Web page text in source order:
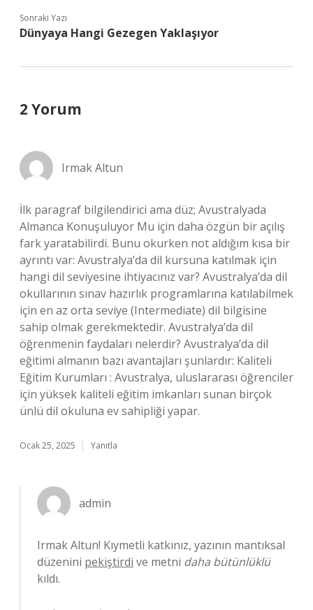
Sonraki Yazı
Dünyaya Hangi Gezegen Yaklaşıyor
2 Yorum
Irmak Altun
İlk paragraf bilgilendirici ama düz; Avustralyada
Almanca Konuşuluyor Mu için daha özgün bir açılış
fark yaratabilirdi. Bunu okurken not aldığım kısa bir
ayrıntı var: Avustralya’da dil kursuna katılmak için
hangi dil seviyesine ihtiyacınız var? Avustralya’da dil
okullarının sınav hazırlık programlarına katılabilmek
için en az orta seviye (Intermediate) dil bilgisine
sahip olmak gerekmektedir. Avustralya’da dil
öğrenmenin faydaları nelerdir? Avustralya’da dil
eğitimi almanın bazı avantajları şunlardır: Kaliteli
Eğitim Kurumları : Avustralya, uluslararası öğrenciler
için yüksek kaliteli eğitim imkanları sunan birçok
ünlü dil okuluna ev sahipliği yapar.
Ocak 25, 2025 Yanıtla
admin
Irmak Altun! Kıymetli katkınız, yazının mantıksal
düzenini pekiştirdi ve metni daha bütünlüklü
kıldı.